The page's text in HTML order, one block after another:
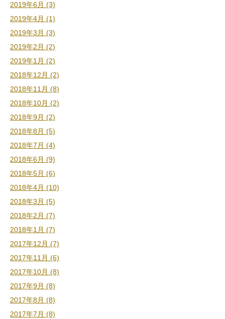
2019年6月 (3)
2019年4月 (1)
2019年3月 (3)
2019年2月 (2)
2019年1月 (2)
2018年12月 (2)
2018年11月 (8)
2018年10月 (2)
2018年9月 (2)
2018年8月 (5)
2018年7月 (4)
2018年6月 (9)
2018年5月 (6)
2018年4月 (10)
2018年3月 (5)
2018年2月 (7)
2018年1月 (7)
2017年12月 (7)
2017年11月 (6)
2017年10月 (8)
2017年9月 (8)
2017年8月 (8)
2017年7月 (8)